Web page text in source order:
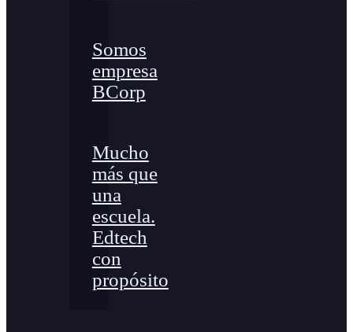
Somos
empresa
BCorp
Mucho
más que
una
escuela.
Edtech
con
propósito